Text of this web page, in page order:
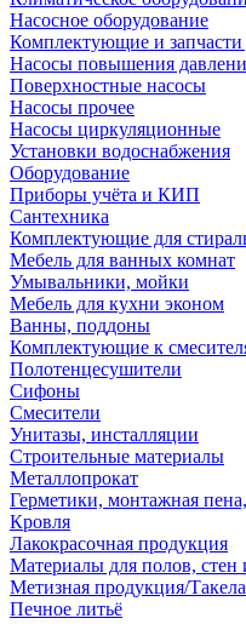
Насосное оборудование
Комплектующие и запчасти
Насосы повышения
Поверхностные насосы
Насосы прочее
Насосы циркуляционные
Установки водоснабжения
Оборудование
Приборы учёта и КИП
Сантехника
Комплектующие для
Мебель для ванных комнат
Умывальники, мойки
Мебель для кухни эконом
Ванны, поддоны
Комплектующие к
Полотенцесушители
Сифоны
Смесители
Унитазы, инсталляции
Строительные материалы
Металлопрокат
Герметики, монтажная
Кровля
Лакокрасочная продукция
Материалы для полов, стен
Метизная продукция/
Печное литьё